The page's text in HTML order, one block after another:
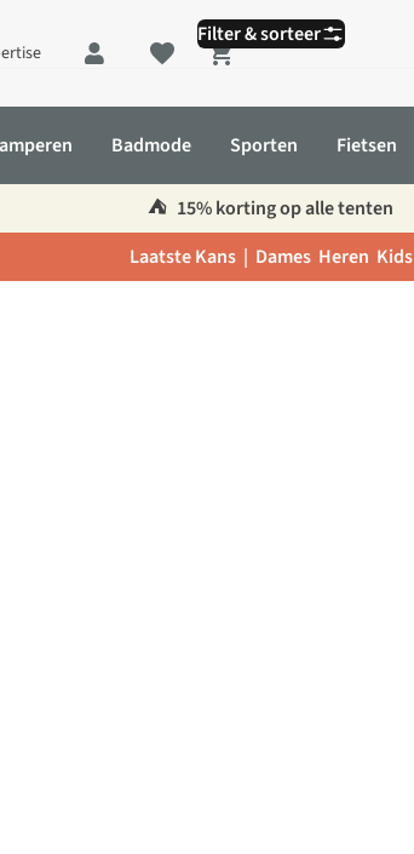
Shopping cart
Badmode Sporten Fietsen
⛺️ 15% korting op alle tenten
Laatste Kans | Dames Heren Kids
Filter & sorteer